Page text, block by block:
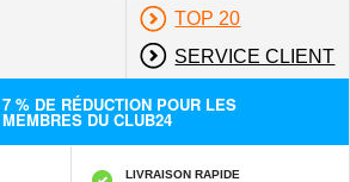
TOP 20
SERVICE CLIENT
7 % DE RÉDUCTION POUR LES
MEMBRES DU CLUB24
LIVRAISON RAPIDE